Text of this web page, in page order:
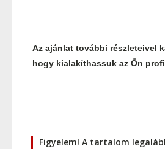
Az ajánlat további részleteivel
hogy kialakíthassuk az Ön
Figyelem! A tartalom